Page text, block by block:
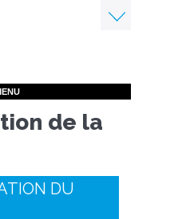
de la
DU